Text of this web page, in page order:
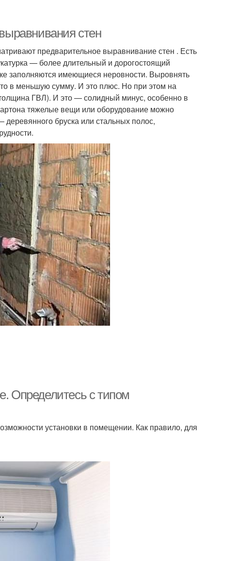
стен
предварительное выравнивание стен . Есть
— более длительный и дорогостоящий
заполняются имеющиеся неровности. Выровнять
в меньшую сумму. И это плюс. Но при этом на
ГВЛ). И это — солидный минус, особенно в
тяжелые вещи или оборудование можно
бруска или стальных полос,
Определитесь с типом
установки в помещении. Как правило, для